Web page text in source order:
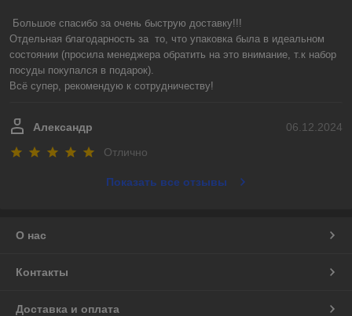
Большое спасибо за очень быструю доставку!!!
Отдельная благодарность за  то, что упаковка была в идеальном
состоянии (просила менеджера обратить на это внимание, т.к набор
посуды покупался в подарок).
Всё супер, рекомендую к сотрудничеству!
06.12.2024
Александр
Отлично
Показать все отзывы
О нас
Контакты
Доставка и оплата